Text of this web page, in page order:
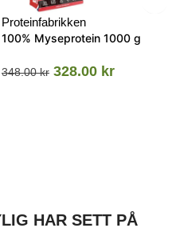
Proteinfabrikken
100% Myseprotein 1000 g
348.00kr 328.00 kr
HAR SETT PÅ